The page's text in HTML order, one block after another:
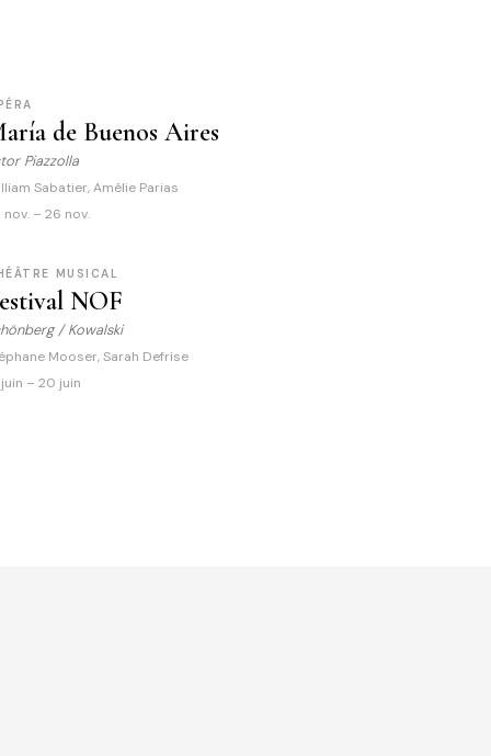
de Buenos Aires
Piazzolla
Sabatier, Amélie Parias
nov. – 26 nov.
MUSICAL
NOF
/ Kowalski
Mooser, Sarah Defrise
juin – 20 juin